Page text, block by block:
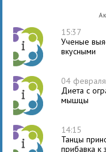
15:37
Ученые
вкусными
04
Диета с
мышцы
14:15
Танцы
прибавка к